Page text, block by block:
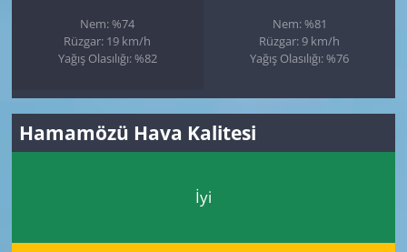
Nem: %74
Rüzgar: 19 km/h
Yağış Olasılığı: %82
Nem: %81
Rüzgar: 9 km/h
Yağış Olasılığı: %76
Hamamözü Hava Kalitesi
İyi